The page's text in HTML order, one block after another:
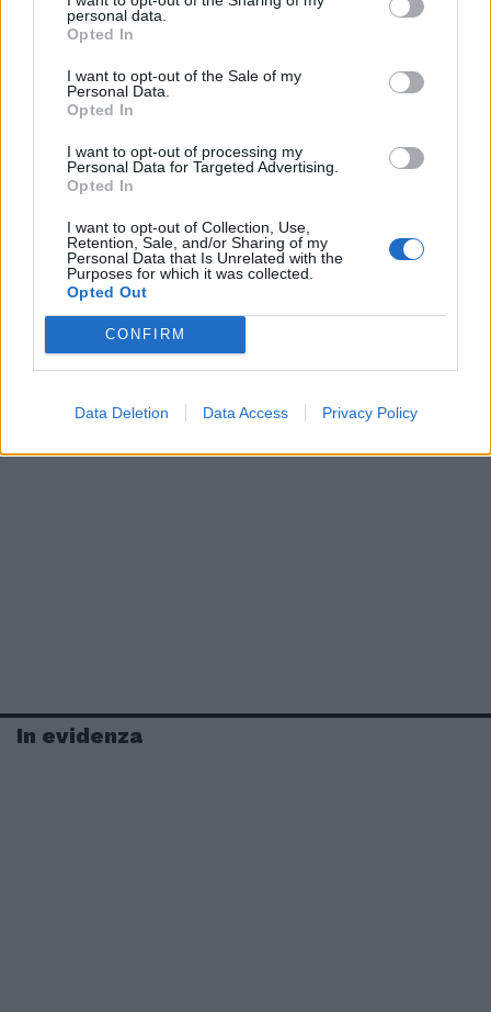
personal data.
Opted In
I want to opt-out of the Sale of my
Personal Data.
Opted In
I want to opt-out of processing my
Personal Data for Targeted Advertising.
Opted In
I want to opt-out of Collection, Use,
Retention, Sale, and/or Sharing of my
Personal Data that Is Unrelated with the
Purposes for which it was collected.
Opted Out
CONFIRM
Data Deletion Data Access Privacy Policy
In evidenza